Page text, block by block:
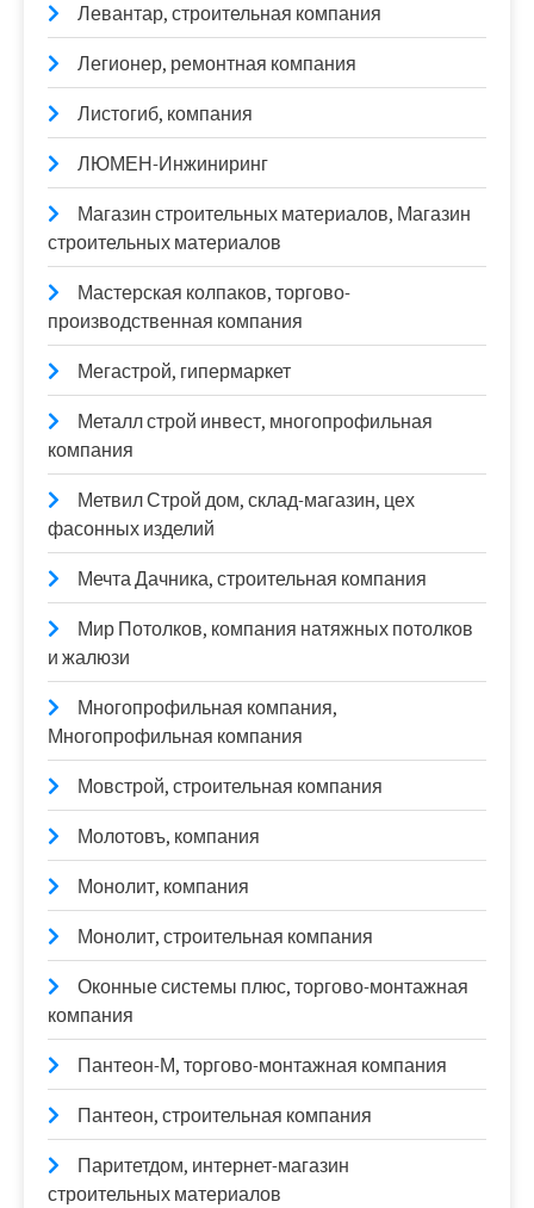
Левантар, строительная компания
Легионер, ремонтная компания
Листогиб, компания
ЛЮМЕН-Инжиниринг
Магазин строительных материалов, Магазин
строительных материалов
Мастерская колпаков, торгово-
производственная компания
Мегастрой, гипермаркет
Металл строй инвест, многопрофильная
компания
Метвил Строй дом, склад-магазин, цех
фасонных изделий
Мечта Дачника, строительная компания
Мир Потолков, компания натяжных потолков
и жалюзи
Многопрофильная компания,
Многопрофильная компания
Мовстрой, строительная компания
Молотовъ, компания
Монолит, компания
Монолит, строительная компания
Оконные системы плюс, торгово-монтажная
компания
Пантеон-М, торгово-монтажная компания
Пантеон, строительная компания
Паритетдом, интернет-магазин
строительных материалов